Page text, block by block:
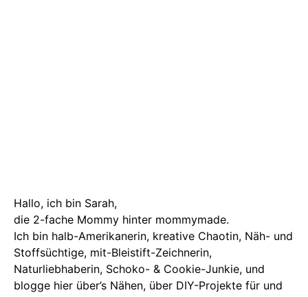
Hallo, ich bin Sarah,
die 2-fache Mommy hinter mommymade.
Ich bin halb-Amerikanerin, kreative Chaotin, Näh- und
Stoffsüchtige, mit-Bleistift-Zeichnerin,
Naturliebhaberin, Schoko- & Cookie-Junkie, und
blogge hier über’s Nähen, über DIY-Projekte für und